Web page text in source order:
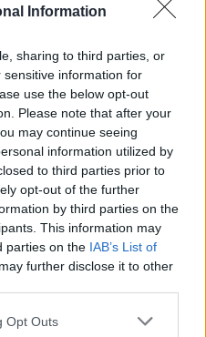
Information
sharing to third parties, or
information for
use the below opt-out
Please note that after your
may continue seeing
information utilized by
to third parties prior to
opt-out of the further
by third parties on the
This information may
parties on the IAB’s List of
further disclose it to other
uses one or more Google
Opt Outs
προπόνηση για
Ολυμπιακό
κι
σημεία
έναν πολύ